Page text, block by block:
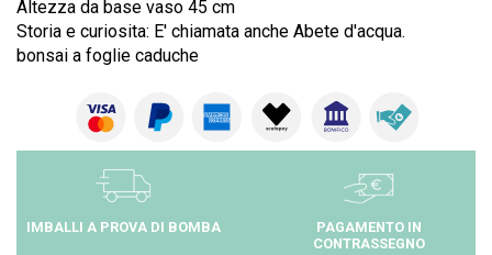
Altezza da base vaso 45 cm
Storia e curiosita: E' chiamata anche Abete d'acqua.
bonsai a foglie caduche
IMBALLI A PROVA DI BOMBA
PAGAMENTO IN
CONTRASSEGNO